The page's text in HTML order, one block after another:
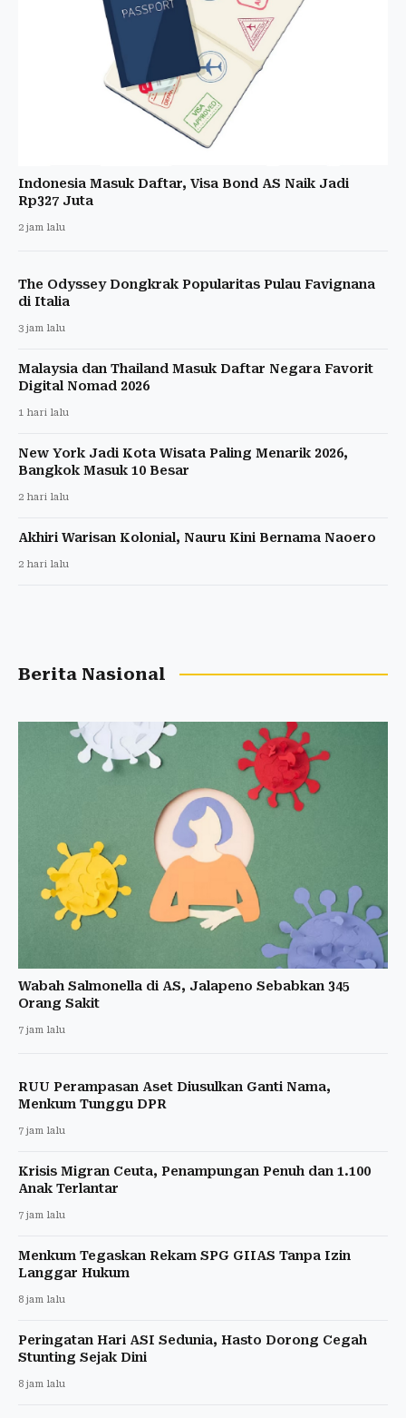
Indonesia Masuk Daftar, Visa Bond AS Naik Jadi
Rp327 Juta
2 jam lalu
The Odyssey Dongkrak Popularitas Pulau Favignana
di Italia
3 jam lalu
Malaysia dan Thailand Masuk Daftar Negara Favorit
Digital Nomad 2026
1 hari lalu
New York Jadi Kota Wisata Paling Menarik 2026,
Bangkok Masuk 10 Besar
2 hari lalu
Akhiri Warisan Kolonial, Nauru Kini Bernama Naoero
2 hari lalu
Berita Nasional
Wabah Salmonella di AS, Jalapeno Sebabkan 345
Orang Sakit
7 jam lalu
RUU Perampasan Aset Diusulkan Ganti Nama,
Menkum Tunggu DPR
7 jam lalu
Krisis Migran Ceuta, Penampungan Penuh dan 1.100
Anak Terlantar
7 jam lalu
Menkum Tegaskan Rekam SPG GIIAS Tanpa Izin
Langgar Hukum
8 jam lalu
Peringatan Hari ASI Sedunia, Hasto Dorong Cegah
Stunting Sejak Dini
8 jam lalu